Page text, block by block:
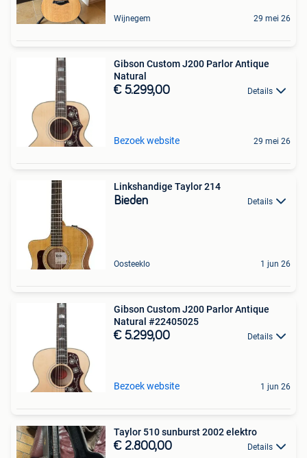
Wijnegem 29 mei 26
Gibson Custom J200 Parlor Antique
Natural
€ 5.299,00 Details
Bezoek website 29 mei 26
Linkshandige Taylor 214
Bieden Details
Oosteeklo 1 jun 26
Gibson Custom J200 Parlor Antique
Natural #22405025
€ 5.299,00 Details
Bezoek website 1 jun 26
Taylor 510 sunburst 2002 elektro
€ 2.800,00 Details